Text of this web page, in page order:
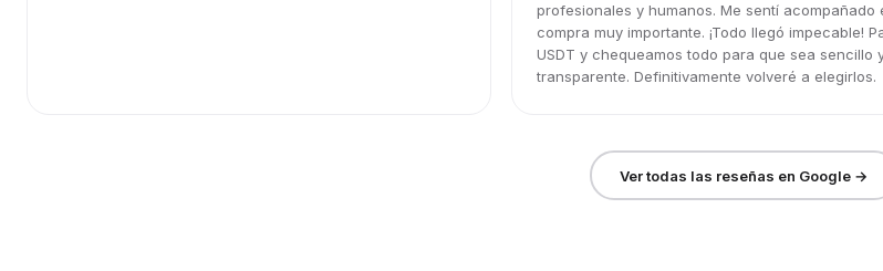
profesionales y humanos. Me sentí acompañado
compra muy importante. ¡Todo llegó impecable!
USDT y chequeamos todo para que sea sencillo
transparente. Definitivamente volveré a elegirlos.
Ver todas las reseñas en Google →